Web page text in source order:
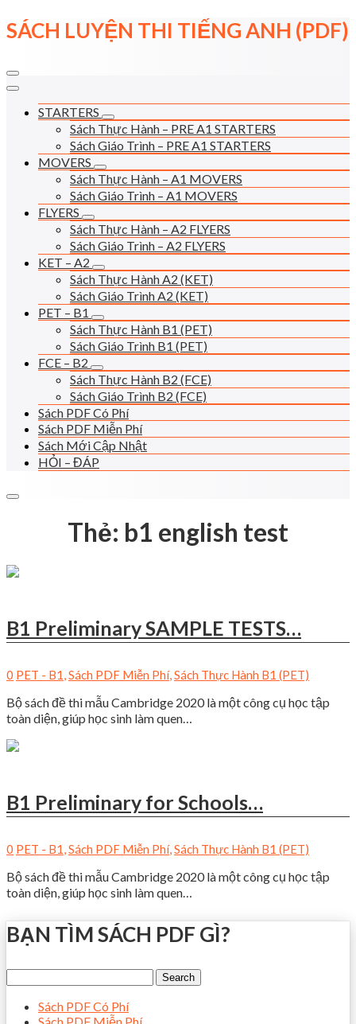
Skip
to
SÁCH LUYỆN THI TIẾNG ANH (PDF)
STARTERS
Sách Thực Hành – PRE A1 STARTERS
Sách Giáo Trình – PRE A1 STARTERS
MOVERS
Sách Thực Hành – A1 MOVERS
Sách Giáo Trình – A1 MOVERS
FLYERS
Sách Thực Hành – A2 FLYERS
Sách Giáo Trình – A2 FLYERS
KET – A2
Sách Thực Hành A2 (KET)
Sách Giáo Trình A2 (KET)
PET – B1
Sách Thực Hành B1 (PET)
Sách Giáo Trình B1 (PET)
FCE – B2
Sách Thực Hành B2 (FCE)
Sách Giáo Trình B2 (FCE)
Sách PDF Có Phí
Sách PDF Miễn Phí
Sách Mới Cập Nhật
HỎI – ĐÁP
Thẻ: b1 english test
B1 Preliminary SAMPLE TESTS…
0 PET - B1,Sách PDF Miễn Phí,Sách Thực Hành B1 (PET)
Bộ sách đề thi mẫu Cambridge 2020 là một công cụ học tập
toàn diện, giúp học sinh làm quen…
B1 Preliminary for Schools…
0 PET - B1,Sách PDF Miễn Phí,Sách Thực Hành B1 (PET)
Bộ sách đề thi mẫu Cambridge 2020 là một công cụ học tập
toàn diện, giúp học sinh làm quen…
BẠN TÌM SÁCH PDF GÌ?
Sách PDF Có Phí